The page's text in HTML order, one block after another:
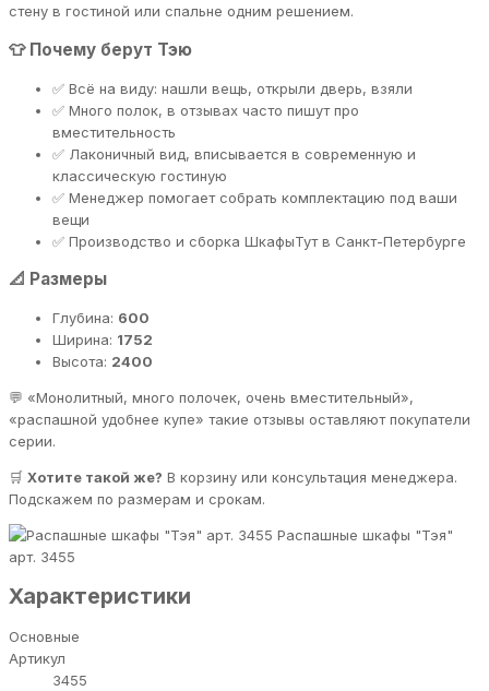
стену в гостиной или спальне одним решением.
👕 Почему берут Тэю
✅ Всё на виду: нашли вещь, открыли дверь, взяли
✅ Много полок, в отзывах часто пишут про
вместительность
✅ Лаконичный вид, вписывается в современную и
классическую гостиную
✅ Менеджер помогает собрать комплектацию под ваши
вещи
✅ Производство и сборка ШкафыТут в Санкт-Петербурге
📐 Размеры
Глубина: 600
Ширина: 1752
Высота: 2400
💬 «Монолитный, много полочек, очень вместительный»,
«распашной удобнее купе» такие отзывы оставляют покупатели
серии.
🛒 Хотите такой же? В корзину или консультация менеджера.
Подскажем по размерам и срокам.
Распашные шкафы "Тэя"
арт. 3455
Характеристики
Основные
Артикул
3455